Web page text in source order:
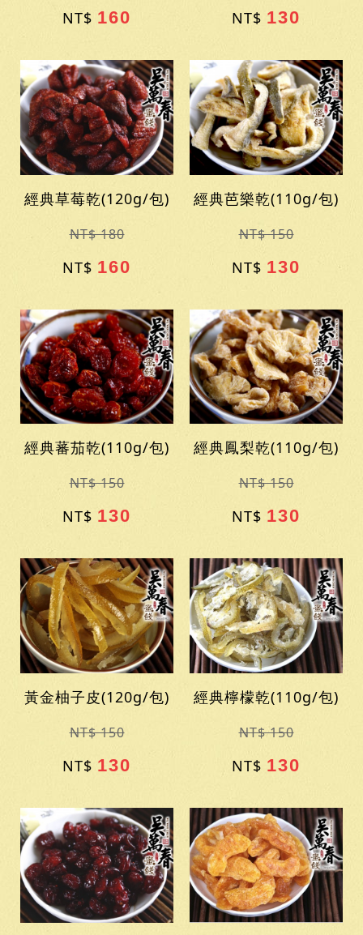
NT$ 160 NT$ 130
經典草莓乾(120g/包)
NT$ 180
NT$ 160
經典芭樂乾(110g/包)
NT$ 150
NT$ 130
經典蕃茄乾(110g/包)
NT$ 150
NT$ 130
經典鳳梨乾(110g/包)
NT$ 150
NT$ 130
黃金柚子皮(120g/包)
NT$ 150
NT$ 130
經典檸檬乾(110g/包)
NT$ 150
NT$ 130